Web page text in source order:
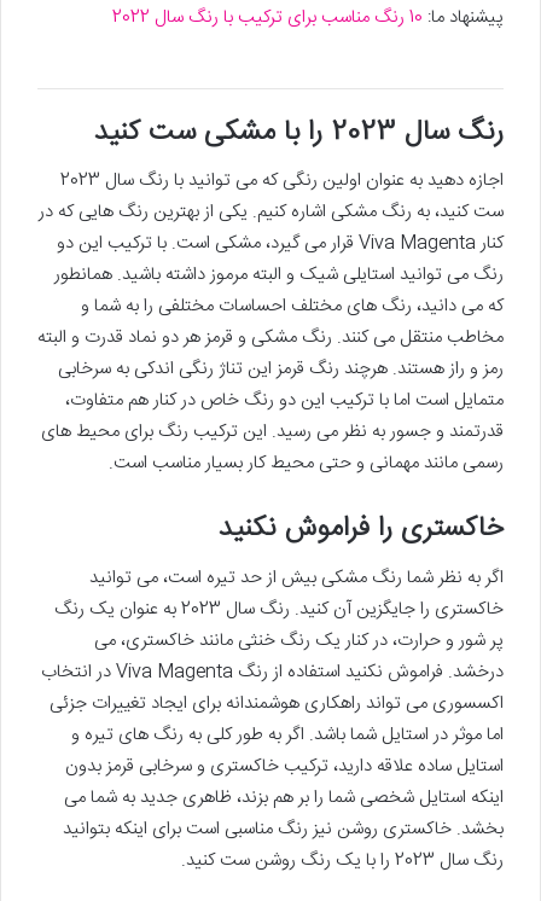
پیشنهاد ما: 10 رنگ مناسب برای ترکیب با رنگ سال 2022
رنگ سال 2023 را با مشکی ست کنید
اجازه دهید به عنوان اولین رنگی که می توانید با رنگ سال 2023
ست کنید، به رنگ مشکی اشاره کنیم. یکی از بهترین رنگ هایی که در
کنار Viva Magenta قرار می گیرد، مشکی است. با ترکیب این دو
رنگ می توانید استایلی شیک و البته مرموز داشته باشید. همانطور
که می دانید، رنگ های مختلف احساسات مختلفی را به شما و
مخاطب منتقل می کنند. رنگ مشکی و قرمز هر دو نماد قدرت و البته
رمز و راز هستند. هرچند رنگ قرمز این تناژ رنگی اندکی به سرخابی
متمایل است اما با ترکیب این دو رنگ خاص در کنار هم متفاوت،
قدرتمند و جسور به نظر می رسید. این ترکیب رنگ برای محیط های
رسمی مانند مهمانی و حتی محیط کار بسیار مناسب است.
خاکستری را فراموش نکنید
اگر به نظر شما رنگ مشکی بیش از حد تیره است، می توانید
خاکستری را جایگزین آن کنید. رنگ سال 2023 به عنوان یک رنگ
پر شور و حرارت، در کنار یک رنگ خنثی مانند خاکستری، می
درخشد. فراموش نکنید استفاده از رنگ Viva Magenta در انتخاب
اکسسوری می تواند راهکاری هوشمندانه برای ایجاد تغییرات جزئی
اما موثر در استایل شما باشد. اگر به طور کلی به رنگ های تیره و
استایل ساده علاقه دارید، ترکیب خاکستری و سرخابی قرمز بدون
اینکه استایل شخصی شما را بر هم بزند، ظاهری جدید به شما می
بخشد. خاکستری روشن نیز رنگ مناسبی است برای اینکه بتوانید
رنگ سال 2023 را با یک رنگ روشن ست کنید.